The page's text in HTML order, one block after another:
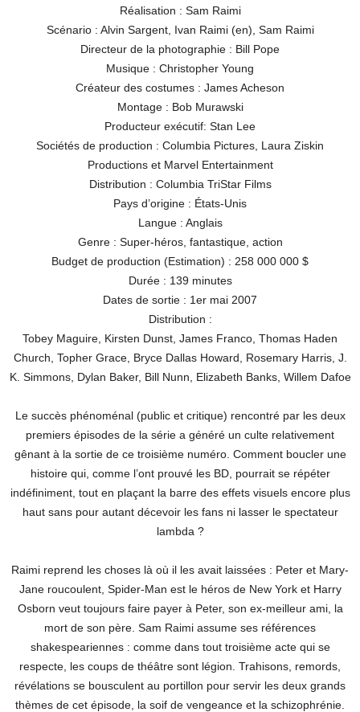
Réalisation : Sam Raimi
Scénario : Alvin Sargent, Ivan Raimi (en), Sam Raimi
Directeur de la photographie : Bill Pope
Musique : Christopher Young
Créateur des costumes : James Acheson
Montage : Bob Murawski
Producteur exécutif: Stan Lee
Sociétés de production : Columbia Pictures, Laura Ziskin
Productions et Marvel Entertainment
Distribution : Columbia TriStar Films
Pays d’origine : États-Unis
Langue : Anglais
Genre : Super-héros, fantastique, action
Budget de production (Estimation) : 258 000 000 $
Durée : 139 minutes
Dates de sortie : 1er mai 2007
Distribution :
Tobey Maguire, Kirsten Dunst, James Franco, Thomas Haden
Church, Topher Grace, Bryce Dallas Howard, Rosemary Harris, J.
K. Simmons, Dylan Baker, Bill Nunn, Elizabeth Banks, Willem Dafoe
Le succès phénoménal (public et critique) rencontré par les deux
premiers épisodes de la série a généré un culte relativement
gênant à la sortie de ce troisième numéro. Comment boucler une
histoire qui, comme l’ont prouvé les BD, pourrait se répéter
indéfiniment, tout en plaçant la barre des effets visuels encore plus
haut sans pour autant décevoir les fans ni lasser le spectateur
lambda ?
Raimi reprend les choses là où il les avait laissées : Peter et Mary-
Jane roucoulent, Spider-Man est le héros de New York et Harry
Osborn veut toujours faire payer à Peter, son ex-meilleur ami, la
mort de son père. Sam Raimi assume ses références
shakespeariennes : comme dans tout troisième acte qui se
respecte, les coups de théâtre sont légion. Trahisons, remords,
révélations se bousculent au portillon pour servir les deux grands
thèmes de cet épisode, la soif de vengeance et la schizophrénie.